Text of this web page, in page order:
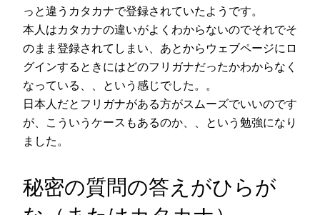
っと違うカタカナで登録されていたようです。
本人はカタカナの違いがよくわからないのでそれでそ
のまま登録されてしまい、あとからウェブページにロ
グインするときにはどのフリガナだったかわからなく
なっている、、という感じでした。。
日本人だとフリガナがある方がスムーズでいいのです
が、こういうケースもあるのか、、という勉強になり
ました。
秘密の質問の答えがひらが